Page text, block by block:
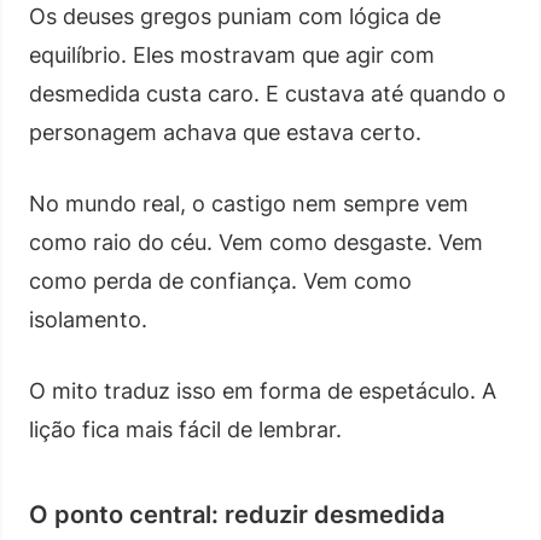
Os deuses gregos puniam com lógica de
equilíbrio. Eles mostravam que agir com
desmedida custa caro. E custava até quando o
personagem achava que estava certo.
No mundo real, o castigo nem sempre vem
como raio do céu. Vem como desgaste. Vem
como perda de confiança. Vem como
isolamento.
O mito traduz isso em forma de espetáculo. A
lição fica mais fácil de lembrar.
O ponto central: reduzir desmedida